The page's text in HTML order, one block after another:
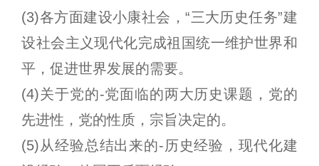
(3)各方面建设小康社会，“三大历史任务”建
设社会主义现代化完成祖国统一维护世界和
平，促进世界发展的需要。
(4)关于党的-党面临的两大历史课题，党的
先进性，党的性质，宗旨决定的。
(5)从经验总结出来的-历史经验，现代化建